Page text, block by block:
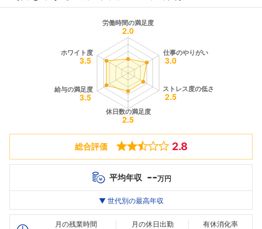
総合評価 2.8
平均年収 --万円
最高年収
20代
--万
30代
--万
--万
▼ 世代別の最高年収
月の残業時間 月の休日出勤 有休消化率